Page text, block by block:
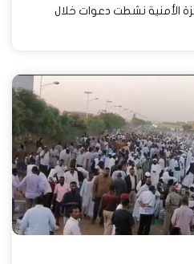
الأمنية نشطت دعوات خلال